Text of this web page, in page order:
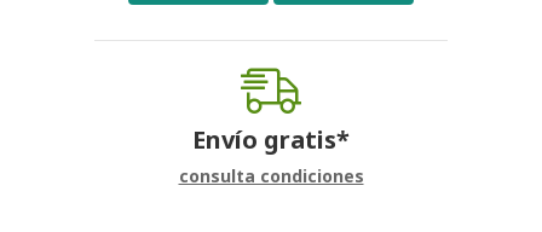
Envío gratis*
consulta condiciones